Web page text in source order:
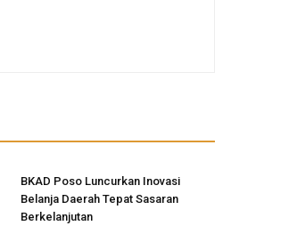
BKAD Poso Luncurkan Inovasi
Belanja Daerah Tepat Sasaran
Berkelanjutan